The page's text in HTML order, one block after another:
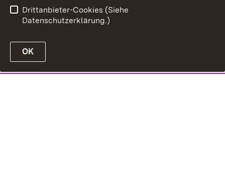
Drittanbieter-Cookies (Siehe
Datenschutzerklärung.)
OK